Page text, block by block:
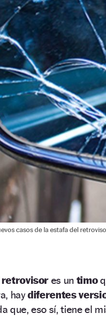
casos de la estafa del
es un timo
haydiferentes
que, eso sí, tiene el